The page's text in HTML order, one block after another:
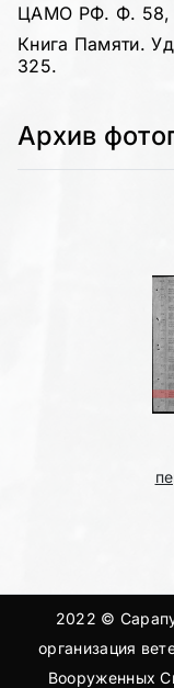
ЦАМО РФ. Ф. 58,
Книга Памяти.
325.
Архив
2022 ©
организация
Вооруженных